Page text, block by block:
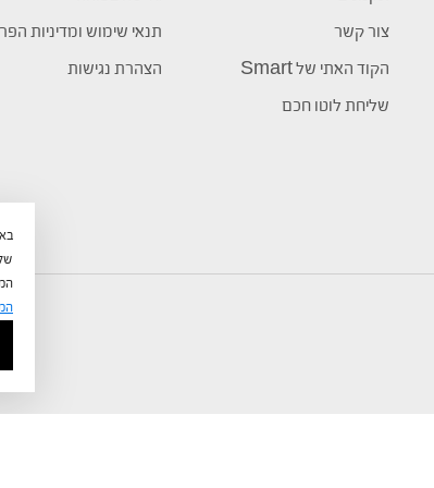
צור קשר
הקוד האתי של Smart
שליחת לוטו חכם
תנאי שימוש ומדיניות
הצהרת נגישות